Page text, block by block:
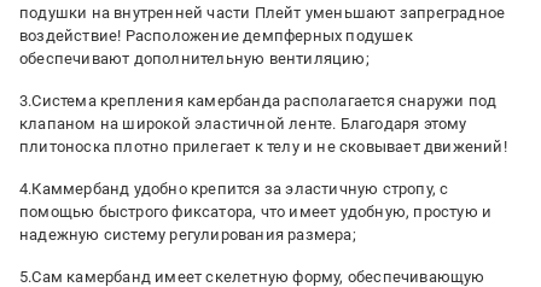
подушки на внутренней части Плейт уменьшают запреградное
воздействие! Расположение демпферных подушек
обеспечивают дополнительную вентиляцию;
3.Система крепления камербанда располагается снаружи под
клапаном на широкой эластичной ленте. Благодаря этому
плитоноска плотно прилегает к телу и не сковывает движений!
4.Каммербанд удобно крепится за эластичную стропу, с
помощью быстрого фиксатора, что имеет удобную, простую и
надежную систему регулирования размера;
5.Сам камербанд имеет скелетную форму, обеспечивающую